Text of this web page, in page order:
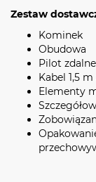
Zestaw
Kominek
Obudowa
Pilot
Kabel 1,5
Elementy